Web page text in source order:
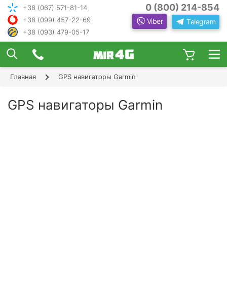
+38 (067) 571-81-14
+38 (099) 457-22-69
+38 (093) 479-05-17
0 (800) 214-854
Viber Telegram
Главная GPS навигаторы Garmin
GPS навигаторы Garmin
ПОДОБРАТЬ ИНТЕРНЕТ С ИН
ЖЕНЕРОМ-
КОНСУЛЬТАНТОМ
Чтобы выбрать лучшего оператора и
оборудование, ответьте, пожалуйста, на
следую
щие вопросы:
×